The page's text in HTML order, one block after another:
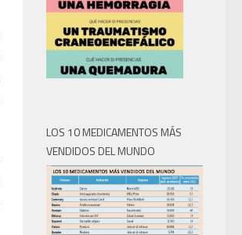
LOS 10 MEDICAMENTOS MÁS
VENDIDOS DEL MUNDO